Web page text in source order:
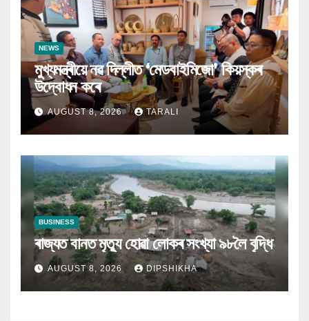
NEWS
মুখ্যমন্ত্ৰীয়ে নৱ দিল্লীত ‘মেডবাইমিজো’ কিয়স্কৰ
উদ্বোধন কৰে
AUGUST 8, 2026 TARALI
BUSINESS
ৰাজ্যত বানত মৃত্যু হোৱা লোকৰ সংখ্যা ৯৮লৈ বৃদ্ধি
AUGUST 8, 2026 DIPSHIKHA